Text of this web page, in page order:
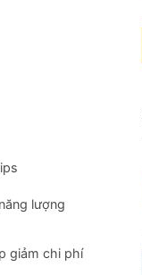
lượng
giảm chi phí